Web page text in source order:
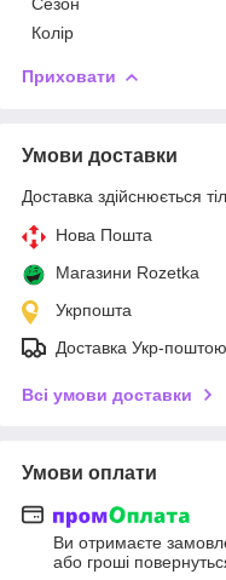
Колір
Приховати
Умови доставки
Доставка здійснюється
Нова Пошта
Магазини Rozetka
Укрпошта
Доставка Укр-поштою
Всі умови доставки
Умови оплати
Ви отримаєте
або гроші